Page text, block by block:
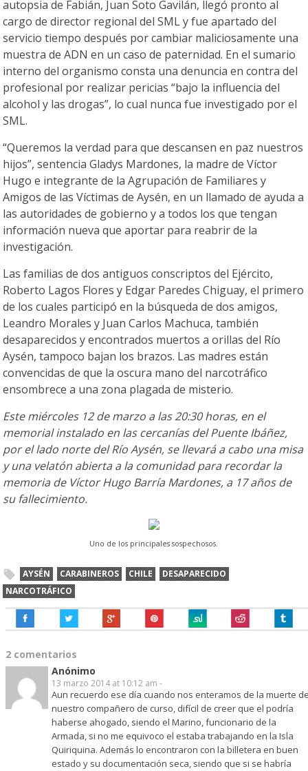
autopsia de Fabián, Juan Soto Gavilán, llegó pronto al
cargo de director regional del SML y fue apartado del
servicio tiempo después por cambiar maliciosamente una
muestra de ADN en un caso de paternidad. En el sumario
interno del organismo consta una denuncia en contra del
profesional por realizar pericias “bajo la influencia del
alcohol y las drogas”, lo cual nunca fue investigado por el
SML.
“Queremos la verdad para que descansen en paz nuestros
hijos”, sentencia Gladys Mardones, la madre de Víctor
Hugo e integrante de la Agrupación de Familiares y
Amigos de las Víctimas de Aysén, en un llamado de ayuda a
las autoridades de gobierno y a todos los que tengan
información nueva que aportar para reabrir de la
investigación.
Las familias de dos antiguos conscriptos del Ejército,
Roberto Lagos Flores y Edgar Paredes Chiguay, el primero
de los cuales participó en la búsqueda de dos amigos,
Leandro Morales y Juan Carlos Machuca, también
desaparecidos y encontrados muertos a orillas del Río
Aysén, tampoco bajan los brazos. Las madres están
convencidas de que la oscura mano del narcotráfico
ensombrece a una zona plagada de misterio.
Este miércoles 12 de marzo a las 20:30 horas, en el
memorial instalado en las cercanías del Puente Ibáñez,
por el lado norte del Río Aysén, se llevará a cabo una misa
y una velatón abierta a la comunidad para recordar la
memoria de Víctor Hugo Barría Mardones, a 17 años de
su fallecimiento.
Uno de los principales sospechosos.
AYSÉN CARABINEROS CHILE
DESAPARECIDO
NARCOTRÁFICO
2 comentarios
Anónimo
13 marzo 2014 at 10:12 am -
Aun recuerdo ese día cuando nos enteramos de la muerte
nuestro compañero de curso, difícil de creer que el podría
haberse ahogado, siendo el Marino, funcionario de la
Armada, si no me equivoco el estaba trabajando en la Isla
Quiriquina. Además lo encontraron con la billetera en buen
estado y su documentación seca, siendo que si se habría